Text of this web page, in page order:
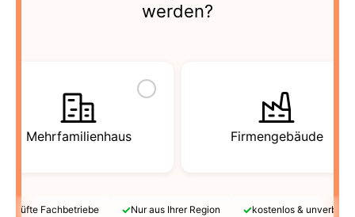
werden?
Mehrfamilienhaus Firmengebäude
Fachbetriebe ✓Nur aus Ihrer Region ✓kostenlos &